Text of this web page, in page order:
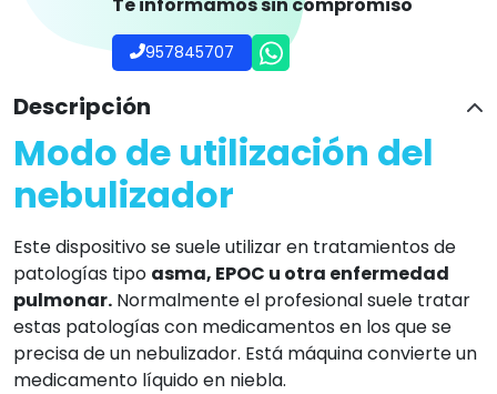
957845707
Descripción
Modo de utilización del
nebulizador
Este dispositivo se suele utilizar en tratamientos de
patologías tipo asma, EPOC u otra enfermedad
pulmonar. Normalmente el profesional suele tratar
estas patologías con medicamentos en los que se
precisa de un nebulizador. Está máquina convierte un
medicamento líquido en niebla.